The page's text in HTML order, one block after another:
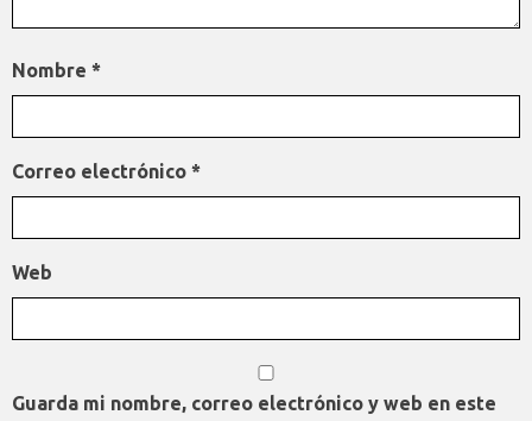
Nombre *
Correo electrónico *
Web
Guarda mi nombre, correo electrónico y web en este